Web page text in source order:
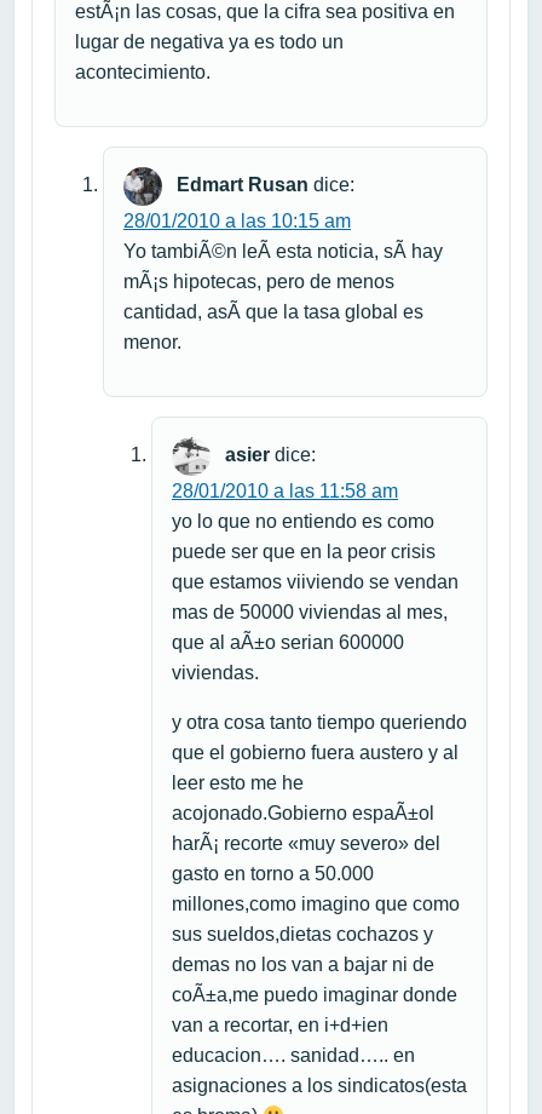
estÃ¡n las cosas, que la cifra sea positiva en
lugar de negativa ya es todo un
acontecimiento.
Edmart Rusan dice:
28/01/2010 a las 10:15 am
Yo tambiÃ©n leÃ­ esta noticia, sÃ­ hay
mÃ¡s hipotecas, pero de menos
cantidad, asÃ­ que la tasa global es
menor.
asier dice:
28/01/2010 a las 11:58 am
yo lo que no entiendo es como
puede ser que en la peor crisis
que estamos viiviendo se vendan
mas de 50000 viviendas al mes,
que al aÃ±o serian 600000
viviendas.
y otra cosa tanto tiempo queriendo
que el gobierno fuera austero y al
leer esto me he
acojonado.Gobierno espaÃ±ol
harÃ¡ recorte «muy severo» del
gasto en torno a 50.000
millones,como imagino que como
sus sueldos,dietas cochazos y
demas no los van a bajar ni de
coÃ±a,me puedo imaginar donde
van a recortar, en i+d+ien
educacion…. sanidad….. en
asignaciones a los sindicatos(esta